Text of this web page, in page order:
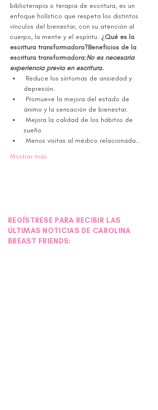
biblioterapia o terapia de escritura, es un
enfoque holístico que respeta los distintos
vínculos del bienestar, con su atención al
cuerpo, la mente y el espíritu. ¿Qué es la
escritura transformadora?Beneficios de la
escritura transformadora:No es necesaria
experiencia previa en escritura.
depresión.
ánimo y la sensación de bienestar.
sueño.
Menos visitas al médico relacionada…
Mostrar más
REGÍSTRESE PARA RECIBIR LAS
ÚLTIMAS NOTICIAS DE CAROLINA
BREAST FRIENDS: